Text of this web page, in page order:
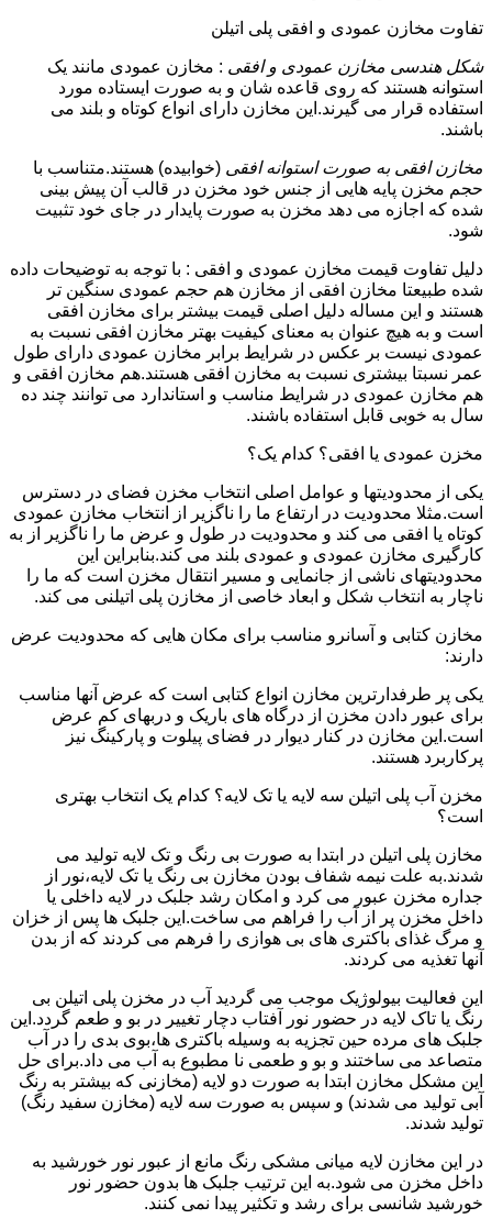
تفاوت مخازن عمودی و افقی پلی اتیلن
شکل هندسی مخازن عمودی و افقی : مخازن عمودی مانند یک
استوانه هستند که روی قاعده شان و به صورت ایستاده مورد
استفاده قرار می گیرند.این مخازن دارای انواع کوتاه و بلند می
باشند.
مخازن افقی به صورت استوانه افقی (خوابیده) هستند.متناسب با
حجم مخزن پایه هایی از جنس خود مخزن در قالب آن پیش بینی
شده که اجازه می دهد مخزن به صورت پایدار در جای خود تثبیت
شود.
دلیل تفاوت قیمت مخازن عمودی و افقی : با توجه به توضیحات داده
شده طبیعتا مخازن افقی از مخازن هم حجم عمودی سنگین تر
هستند و این مساله دلیل اصلی قیمت بیشتر برای مخازن افقی
است و به هیچ عنوان به معنای کیفیت بهتر مخازن افقی نسبت به
عمودی نیست بر عکس در شرایط برابر مخازن عمودی دارای طول
عمر نسبتا بیشتری نسبت به مخازن افقی هستند.هم مخازن افقی و
هم مخازن عمودی در شرایط مناسب و استاندارد می توانند چند ده
سال به خوبی قابل استفاده باشند.
مخزن عمودی یا افقی؟ کدام یک؟
یکی از محدودیتها و عوامل اصلی انتخاب مخزن فضای در دسترس
است.مثلا محدودیت در ارتفاع ما را ناگزیر از انتخاب مخازن عمودی
کوتاه یا افقی می کند و محدودیت در طول و عرض ما را ناگزیر از به
کارگیری مخازن عمودی و عمودی بلند می کند.بنابراین این
محدودیتهای ناشی از جانمایی و مسیر انتقال مخزن است که ما را
ناچار به انتخاب شکل و ابعاد خاصی از مخازن پلی اتیلنی می کند.
مخازن کتابی و آسانرو مناسب برای مکان هایی که محدودیت عرض
دارند:
یکی پر طرفدارترین مخازن انواع کتابی است که عرض آنها مناسب
برای عبور دادن مخزن از درگاه های باریک و دربهای کم عرض
است.این مخازن در کنار دیوار در فضای پیلوت و پارکینگ نیز
پرکاربرد هستند.
مخزن آب پلی اتیلن سه لایه یا تک لایه؟ کدام یک انتخاب بهتری
است؟
مخازن پلی اتیلن در ابتدا به صورت بی رنگ و تک لایه تولید می
شدند.به علت نیمه شفاف بودن مخازن بی رنگ یا تک لایه،نور از
جداره مخزن عبور می کرد و امکان رشد جلبک در لایه داخلی یا
داخل مخزن پر از آب را فراهم می ساخت.این جلبک ها پس از خزان
و مرگ غذای باکتری های بی هوازی را فرهم می کردند که از بدن
آنها تغذیه می کردند.
این فعالیت بیولوژیک موجب می گردید آب در مخزن پلی اتیلن بی
رنگ یا تاک لایه در حضور نور آفتاب دچار تغییر در بو و طعم گردد.این
جلبک های مرده حین تجزیه به وسیله باکتری ها،بوی بدی را در آب
متصاعد می ساختند و بو و طعمی نا مطبوع به آب می داد.برای حل
این مشکل مخازن ابتدا به صورت دو لایه (مخازنی که بیشتر به رنگ
آبی تولید می شدند) و سپس به صورت سه لایه (مخازن سفید رنگ)
تولید شدند.
در این مخازن لایه میانی مشکی رنگ مانع از عبور نور خورشید به
داخل مخزن می شود.به این ترتیب جلبک ها بدون حضور نور
خورشید شانسی برای رشد و تکثیر پیدا نمی کنند.